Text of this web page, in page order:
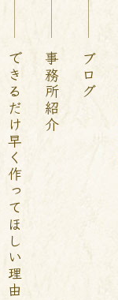
できるだけ早く作ってほしい理由 事務所紹介 ブログ